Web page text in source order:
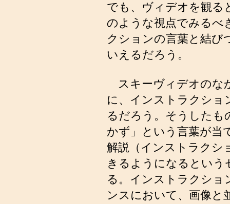
でも、ヴィデオを観る
のような視点でみるべ
クションの言葉と結び
いえるだろう。
スキーヴィデオのな
に、インストラクショ
るだろう。そうしたも
かず」という言葉が当
解説（インストラクシ
きるようになるとい
る。インストラクショ
ンスにおいて、画像と